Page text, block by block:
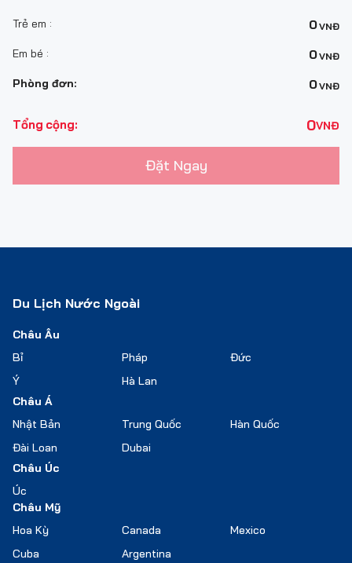
Trẻ em : 0VNĐ
Em bé : 0VNĐ
Phòng đơn: 0VNĐ
Tổng cộng: 0VNĐ
Đặt Ngay
Du Lịch Nước Ngoài
Châu Âu
Bỉ
Pháp
Đức
Ý
Hà Lan
Châu Á
Nhật Bản
Trung Quốc
Hàn Quốc
Đài Loan
Dubai
Châu Úc
Úc
Châu Mỹ
Hoa Kỳ
Canada
Mexico
Cuba
Argentina